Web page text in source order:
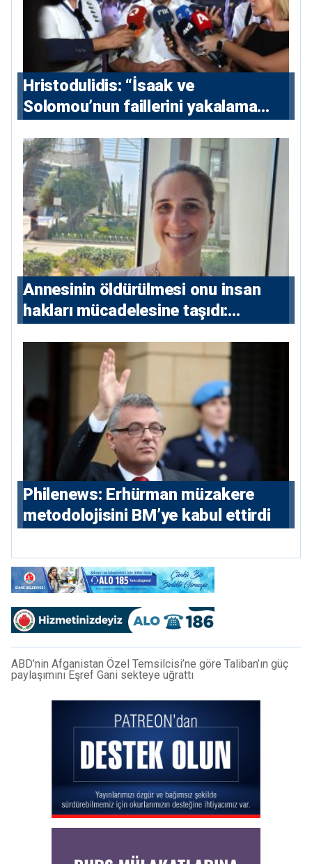
Hristodulidis: “İsaak ve
Solomou’nun faillerini yakalama
ve 5 uluslararası tutuklama emri
çıkarıldı”
Annesinin öldürülmesi onu insan
hakları mücadelesine taşıdı:
hikayesi
Philenews: Erhürman müzakere
metodolojisini BM’ye kabul ettirdi
ABD’nin Afganistan Özel Temsilcisi’ne göre Taliban’ın güç
paylaşımını Eşref Gani sekteye uğrattı